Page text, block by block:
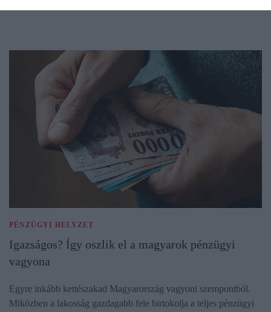
PÉNZÜGYI HELYZET
Igazságos? Így oszlik el a magyarok pénzügyi
vagyona
Egyre inkább kettészakad Magyarország vagyoni szempontból.
Miközben a lakosság gazdagabb fele birtokolja a teljes pénzügyi